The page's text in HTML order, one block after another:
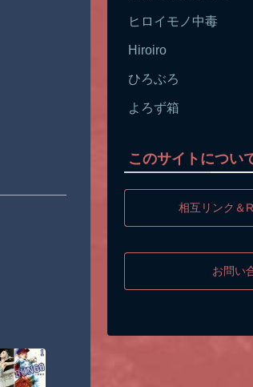
ヒロイモノ中毒
Hiroiro
ひろぶろ
よろず箱
このサイトについ
相互リンク＆
お問い